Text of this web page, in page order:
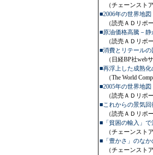
（チェーンスト
■2006年の世界地
（読売ＡＤリポ
■原油価格高騰－静
（読売ＡＤリポ
■消費とリテール
（日経BP社webサ
■再浮上した成熟化
（The World
■2005年の世界地
（読売ＡＤリポ
■これからの景気
（読売ＡＤリポ
■「貧困の輸入」
（チェーンスト
■「豊かさ」のな
（チェーンスト